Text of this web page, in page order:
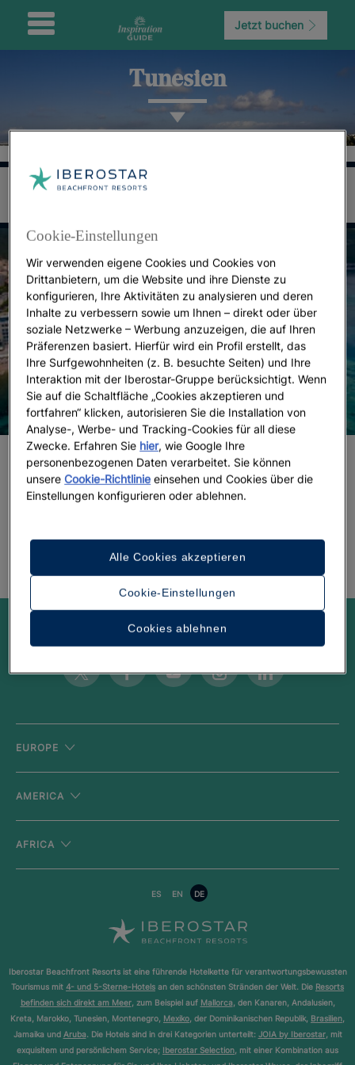
Jetzt buchen
Tunesien
3 Tage pure Magie in Budva
Lassen Sie sich inspirieren!
Twitter FacebookYoutubeInstagramLinkedin
EUROPE
AMERICA
AFRICA
ES EN DE
Iberostar Beachfront Resorts ist eine führende Hotelkette für verantwortungsbewussten
Tourismus mit 4- und 5-Sterne-Hotels an den schönsten Stränden der Welt. Die Resorts
befinden sich direkt am Meer, zum Beispiel auf Mallorca, den Kanaren, Andalusien,
Kreta, Marokko, Tunesien, Montenegro, Mexiko, der Dominikanischen Republik, Brasilien,
Jamaika und Aruba. Die Hotels sind in drei Kategorien unterteilt: JOIA by Iberostar, mit
exquisitem und persönlichem Service; Iberostar Selection, mit einer Kombination aus
Cookie-Einstellungen
Wir verwenden eigene Cookies und Cookies von
Drittanbietern, um die Website und ihre Dienste zu
konfigurieren, Ihre Aktivitäten zu analysieren und deren
Inhalte zu verbessern sowie um Ihnen – direkt oder über
soziale Netzwerke – Werbung anzuzeigen, die auf Ihren
Präferenzen basiert. Hierfür wird ein Profil erstellt, das
Ihre Surfgewohnheiten (z. B. besuchte Seiten) und Ihre
Interaktion mit der Iberostar-Gruppe berücksichtigt. Wenn
Sie auf die Schaltfläche „Cookies akzeptieren und
fortfahren“ klicken, autorisieren Sie die Installation von
Analyse-, Werbe- und Tracking-Cookies für all diese
Zwecke. Erfahren Sie hier, wie Google Ihre
personenbezogenen Daten verarbeitet. Sie können
unsereCookie-Richtlinie einsehen und Cookies über die
Einstellungen konfigurieren oder ablehnen.
Cookie-Einstellungen
Cookies ablehnen
Alle Cookies akzeptieren